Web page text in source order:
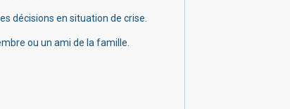
décisions en situation de crise.
ou un ami de la famille.